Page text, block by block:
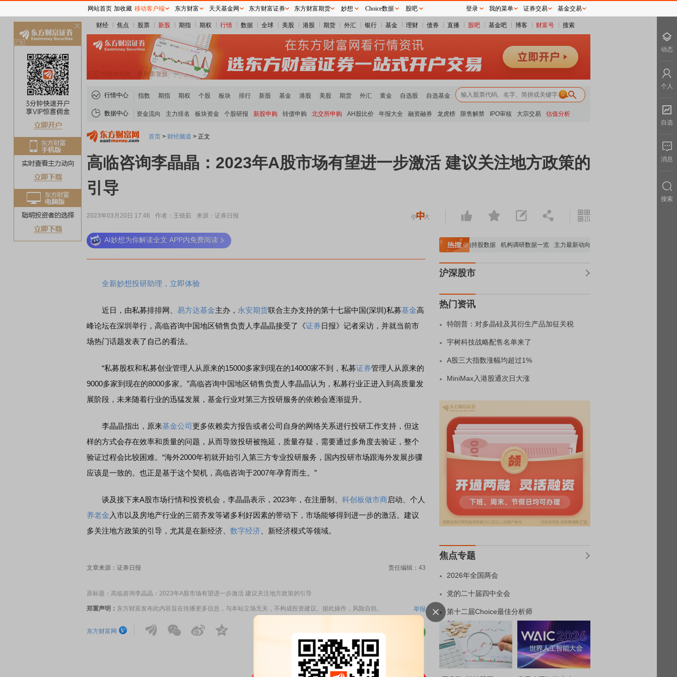
财经 焦点 股票 新股 期指 期权 行情 数据 全球 美股 港股 期货 外汇 银行 基金 理财 债券 直播 股吧 基金吧 博客 财富号 搜索
行情中心 指数 期指 期权 个股 板块 排行 新股 基金 港股 美股 期货 外汇 黄金 自选股 自选基金 0
数据中心 资金流向 主力排名 板块资金 个股研报 新股申购 转债申购 北交所申购 AH股比价 年报大全 融资融券 龙虎榜 限售解禁 IPO审核 大宗交易 估值分析
首页 > 财经频道 > 正文
高临咨询李晶晶：2023年A股市场有望进一步激活 建议关注地方政策的
引导
2023年03月20日 17:46 作者：王镜茹 来源：证券日报
AI妙想为你解读全文 APP内免费阅读
全新妙想投研助理，立即体验
近日，由私募排排网、 易方达基金主办， 永安期货联合主办支持的第十七届中国(深圳)私募基金高
峰论坛在深圳举行，高临咨询中国地区销售负责人李晶晶接受了《证券日报》记者采访，并就当前市
场热门话题发表了自己的看法。
“私募股权和私募创业管理人从原来的15000多家到现在的14000家不到，私募证券管理人从原来的
9000多家到现在的8000多家。”高临咨询中国地区销售负责人李晶晶认为，私募行业正进入到高质量发
展阶段，未来随着行业的迅猛发展，基金行业对第三方投研服务的依赖会逐渐提升。
李晶晶指出，原来基金公司 更多依赖卖方报告或者公司自身的网络关系进行投研工作支持，但这
样的方式会存在效率和质量的问题，从而导致投研被拖延，质量存疑，需要通过多角度去验证，整个
验证过程会比较困难。“海外2000年初就开始引入第三方专业投研服务，国内投研市场跟海外发展步骤
应该是一致的。也正是基于这个契机，高临咨询于2007年孕育而生。”
谈及接下来A股市场行情和投资机会，李晶晶表示，2023年，在注册制、 科创板做市商启动、个人
养老金 入市以及房地产行业的三箭齐发等诸多利好因素的带动下，市场能够得到进一步的激活。建议
多关注地方政策的引导，尤其是在新经济、 数字经济 、新经济模式等领域。
文章来源：证券日报 责任编辑：43
原标题：高临咨询李晶晶：2023年A股市场有望进一步激活 建议关注地方政策的引导
郑重声明： 东方财富发布此内容旨在传播更多信息，与本站立场无关，不构成投资建议。据此操作，风险自担。 举报
东方财富网
稀土板块领涨 重要机构持股数据 机构调研数据一览 主力最新动向 上市公司限售股解禁一览
沪深股市
热门资讯
特朗普：对多晶硅及其衍生产品加征关税
宇树科技战略配售名单来了
A股三大指数涨幅均超过1%
MiniMax入港股通次日大涨
焦点专题
2026年全国两会
党的二十届四中全会
第十二届Choice最佳分析师
网站首页 加收藏 移动客户端 东方财富 天天基金网 东方财富证券 东方财富期货 妙想 Choice数据 股吧 登录 我的菜单 证券交易 基金交易
动态
个人
自选
消息
搜索
关